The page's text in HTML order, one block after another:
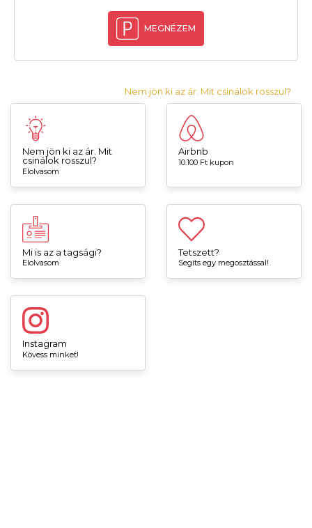
MEGNÉZEM
Nem jön ki az ár. Mit csinálok rosszul?
Nem jön ki az ár. Mit
csinálok rosszul?
Elolvasom
Airbnb
10.100 Ft kupon
Mi is az a tagsági?
Elolvasom
Tetszett?
Segíts egy megosztással!
Instagram
Kövess minket!